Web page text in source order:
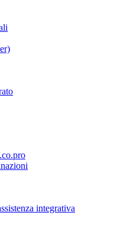
integrativa